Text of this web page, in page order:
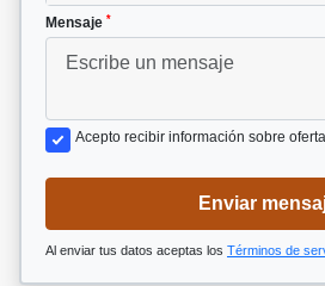
Mensaje *
Acepto recibir información sobre
Enviar
Al enviar tus datos aceptas los Términos de